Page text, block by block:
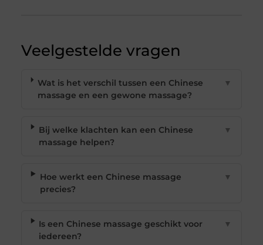
Veelgestelde vragen
Wat is het verschil tussen een Chinese
massage en een gewone massage?
▼
Bij welke klachten kan een Chinese
massage helpen?
▼
Hoe werkt een Chinese massage
precies?
▼
Is een Chinese massage geschikt voor
iedereen?
▼